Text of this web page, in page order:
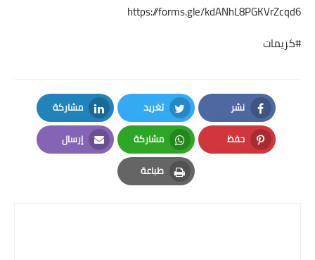
https://forms.gle/kdANhL8PGKVrZcqd6
#كريمات
نشر
Facebook
تغريد
Twitter
مشاركة
LinkedIn
حفظ
Pinterest
مشاركة
Whatsapp
إرسال
Email
طباعة
Print